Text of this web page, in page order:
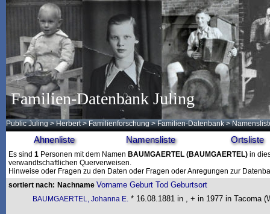
Familien-Datenbank Juling
Public Juling >Herbert >Familienforschung >Familien-Datenbank >
Ahnenliste Namensliste Ortsliste
Es sind 1 Personen mit dem Namen BAUMGAERTEL (BAUMGAERTEL) in
verwandtschaftlichen Querverweisen.
Hinweise oder Fragen zu den Daten oder Fragen oder Anregungen zur
sortiert nach: Nachname Vorname Geburt Tod Geburtsort
BAUMGAERTEL, Johanna E. * 16.08.1881 in , + in 1977 in Tacoma